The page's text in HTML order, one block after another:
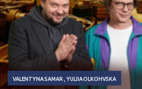
VALENTYNA SAMAR YULIIA OLKOHVSKA